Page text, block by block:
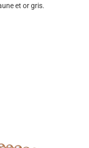
et or gris.